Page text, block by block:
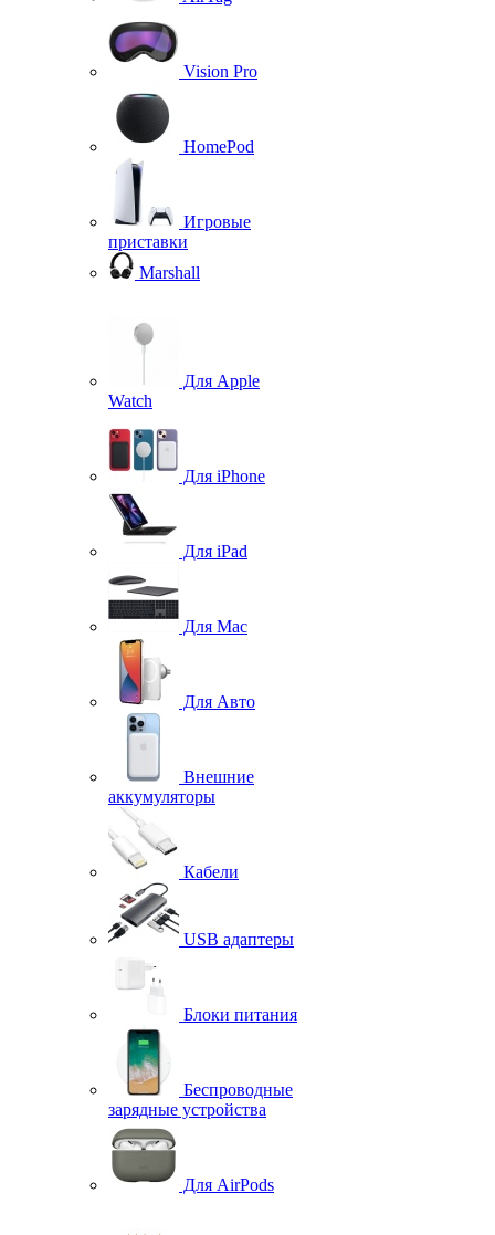
Vision Pro
HomePod
Игровые
приставки
Marshall
Для Apple
Watch
Для iPhone
Для iPad
Для Mac
Для Авто
Внешние
аккумуляторы
Кабели
USB адаптеры
Блоки питания
Беспроводные
зарядные устройства
Для AirPods